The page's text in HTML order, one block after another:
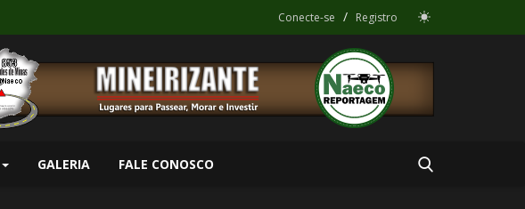
Conecte-se / Registro
GALERIA FALE CONOSCO